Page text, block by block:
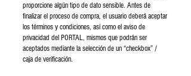
proporcione algún tipo de dato sensible. Antes de
finalizar el proceso de compra, el usuario deberá aceptar
los términos y condiciones, así como el aviso de
privacidad del PORTAL, mismos que podrán ser
aceptados mediante la selección de un “checkbox” /
caja de verificación.